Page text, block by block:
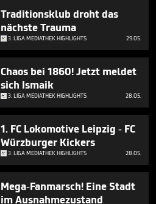
Traditionsklub droht das
nächste Trauma
3. LIGA MEDIATHEK HIGHLIGHTS 29.05.
Chaos bei 1860! Jetzt meldet
sich Ismaik
3. LIGA MEDIATHEK HIGHLIGHTS 28.05.
1. FC Lokomotive Leipzig - FC
Würzburger Kickers
3. LIGA MEDIATHEK HIGHLIGHTS 28.05.
Mega-Fanmarsch! Eine Stadt
im Ausnahmezustand